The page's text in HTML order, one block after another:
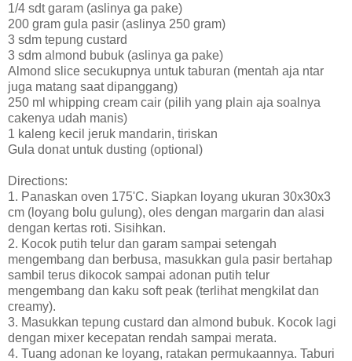
1/4 sdt garam (aslinya ga pake)
200 gram gula pasir (aslinya 250 gram)
3 sdm tepung custard
3 sdm almond bubuk (aslinya ga pake)
Almond slice secukupnya untuk taburan (mentah aja ntar
juga matang saat dipanggang)
250 ml whipping cream cair (pilih yang plain aja soalnya
cakenya udah manis)
1 kaleng kecil jeruk mandarin, tiriskan
Gula donat untuk dusting (optional)
Directions:
1. Panaskan oven 175'C. Siapkan loyang ukuran 30x30x3
cm (loyang bolu gulung), oles dengan margarin dan alasi
dengan kertas roti. Sisihkan.
2. Kocok putih telur dan garam sampai setengah
mengembang dan berbusa, masukkan gula pasir bertahap
sambil terus dikocok sampai adonan putih telur
mengembang dan kaku soft peak (terlihat mengkilat dan
creamy).
3. Masukkan tepung custard dan almond bubuk. Kocok lagi
dengan mixer kecepatan rendah sampai merata.
4. Tuang adonan ke loyang, ratakan permukaannya. Taburi